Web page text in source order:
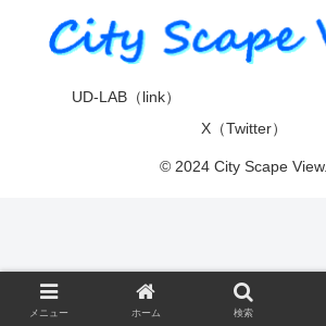
UD-LAB（link）
X（Twitter）
© 2024 City Scape View.
メニュー ホーム 検索